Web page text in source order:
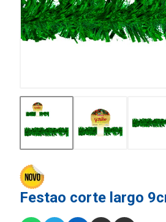
Festao corte largo